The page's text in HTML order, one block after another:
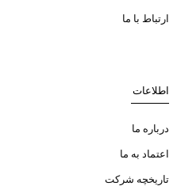
ارتباط با ما
اطلاعات
درباره ما
اعتماد به ما
تاریخچه شرکت